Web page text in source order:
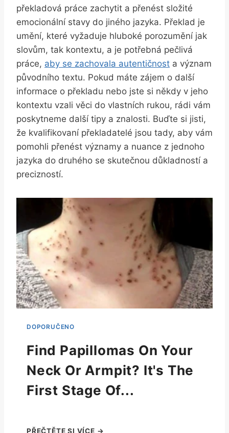
překladová práce zachytit a přenést složité
emocionální stavy do jiného jazyka. Překlad je
umění, které vyžaduje hluboké porozumění jak
slovům, tak kontextu, a je potřebná pečlivá
práce, aby se zachovala autentičnost a význam
původního textu. Pokud máte zájem o další
informace o překladu nebo jste si někdy v jeho
kontextu vzali věci do vlastních rukou, rádi vám
poskytneme další tipy a znalosti. Buďte si jisti,
že kvalifikovaní překladatelé jsou tady, aby vám
pomohli přenést významy a nuance z jednoho
jazyka do druhého se skutečnou důkladností a
precizností.
Find Papillomas On Your
Neck Or Armpit? It's The
First Stage Of...